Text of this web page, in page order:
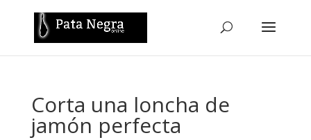
Corta una loncha de
jamón perfecta